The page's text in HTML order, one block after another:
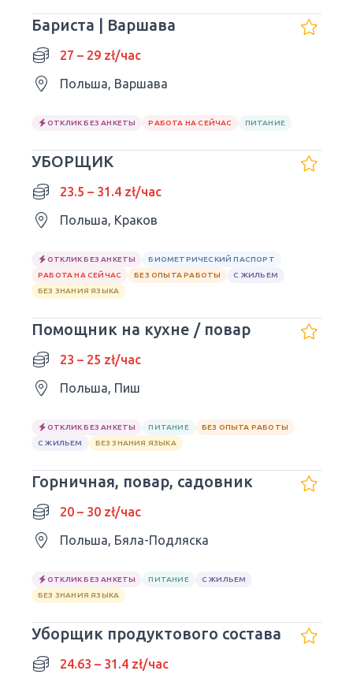
Бариста | Варшава
27 – 29 zł/час
Польша, Варшава
ОТКЛИК БЕЗ АНКЕТЫ РАБОТА НА СЕЙЧАС ПИТАНИЕ
УБОРЩИК
23.5 – 31.4 zł/час
Польша, Краков
ОТКЛИК БЕЗ АНКЕТЫ
БИОМЕТРИЧЕСКИЙ ПАСПОРТ
РАБОТА НА СЕЙЧАС
БЕЗ ОПЫТА РАБОТЫ
С ЖИЛЬЕМ
БЕЗ ЗНАНИЯ ЯЗЫКА
Помощник на кухне / повар
23 – 25 zł/час
Польша, Пиш
ОТКЛИК БЕЗ АНКЕТЫ ПИТАНИЕ
БЕЗ ОПЫТА РАБОТЫ
С ЖИЛЬЕМ
БЕЗ ЗНАНИЯ ЯЗЫКА
Горничная, повар, садовник
20 – 30 zł/час
Польша, Бяла-Подляска
ОТКЛИК БЕЗ АНКЕТЫ ПИТАНИЕ
С ЖИЛЬЕМ
БЕЗ ЗНАНИЯ ЯЗЫКА
Уборщик продуктового состава
24.63 – 31.4 zł/час